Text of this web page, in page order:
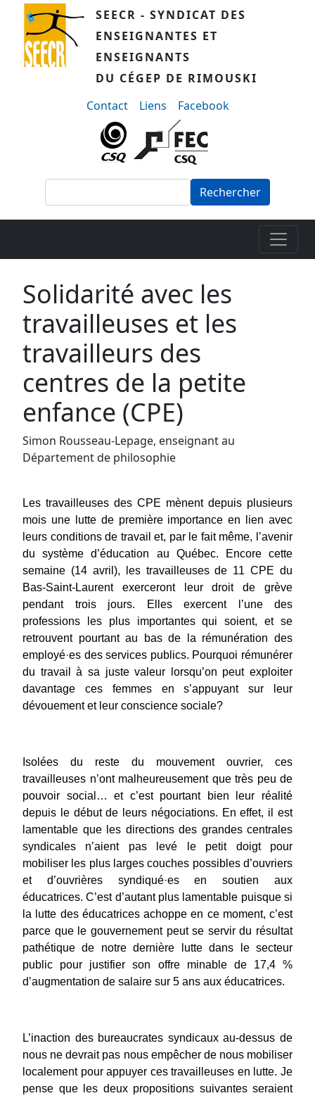
Aller au contenu principalSEECR - SYNDICAT DES
ENSEIGNANTES ET
ENSEIGNANTS
DU CÉGEP DE RIMOUSKI
menu-secondaire
Contact Liens Facebook
Solidarité avec les
travailleuses et les
travailleurs des
centres de la petite
enfance (CPE)
Simon Rousseau-Lepage, enseignant au
Département de philosophie
Les travailleuses des CPE mènent depuis plusieurs
mois une lutte de première importance en lien avec
leurs conditions de travail et, par le fait même, l’avenir
du système d’éducation au Québec. Encore cette
semaine (14 avril), les travailleuses de 11 CPE du
Bas-Saint-Laurent exerceront leur droit de grève
pendant trois jours. Elles exercent l’une des
professions les plus importantes qui soient, et se
retrouvent pourtant au bas de la rémunération des
employé·es des services publics. Pourquoi rémunérer
du travail à sa juste valeur lorsqu’on peut exploiter
davantage ces femmes en s’appuyant sur leur
dévouement et leur conscience sociale?
Isolées du reste du mouvement ouvrier, ces
travailleuses n’ont malheureusement que très peu de
pouvoir social… et c’est pourtant bien leur réalité
depuis le début de leurs négociations. En effet, il est
lamentable que les directions des grandes centrales
syndicales n’aient pas levé le petit doigt pour
mobiliser les plus larges couches possibles d’ouvriers
et d’ouvrières syndiqué·es en soutien aux
éducatrices. C’est d’autant plus lamentable puisque si
la lutte des éducatrices achoppe en ce moment, c’est
parce que le gouvernement peut se servir du résultat
pathétique de notre dernière lutte dans le secteur
public pour justifier son offre minable de 17,4 %
d’augmentation de salaire sur 5 ans aux éducatrices.
L’inaction des bureaucrates syndicaux au-dessus de
nous ne devrait pas nous empêcher de nous mobiliser
localement pour appuyer ces travailleuses en lutte. Je
pense que les deux propositions suivantes seraient